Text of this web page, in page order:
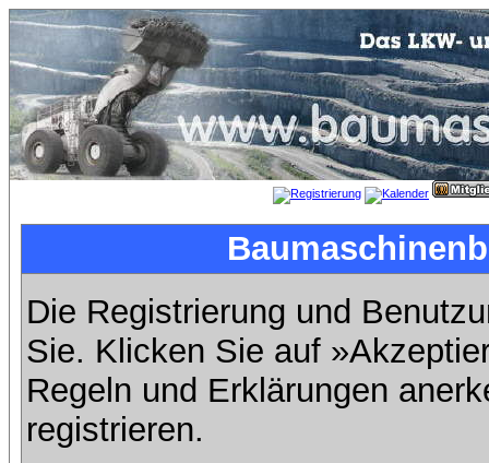
Die Registrierung und
Sie. Klicken Sie auf
Regeln und Erklärungen
registrieren.